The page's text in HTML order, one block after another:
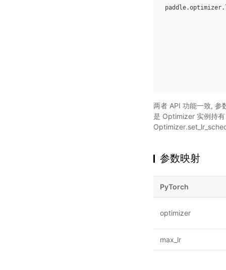
paddle.optimizer.
两者 API 功能一致,
是 Optimizer 实例持
参数映射
PyTorch
optimizer
max_lr